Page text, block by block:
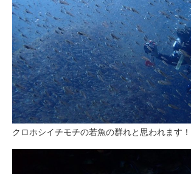
クロホシイチモチの若魚の群れと思われます！